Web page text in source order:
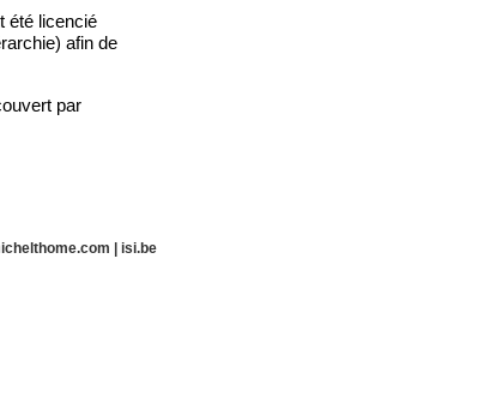
été licencié
afin de
par
| isi.be